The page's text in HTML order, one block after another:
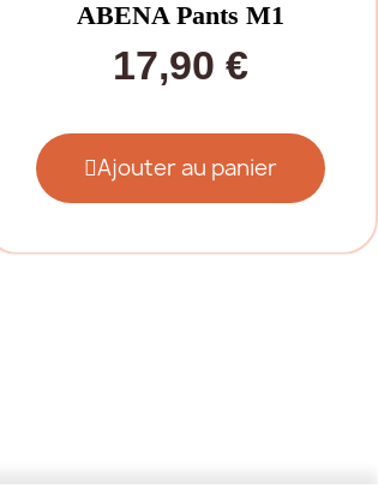
ABENA Pants M1
17,90 €
Ajouter au panier